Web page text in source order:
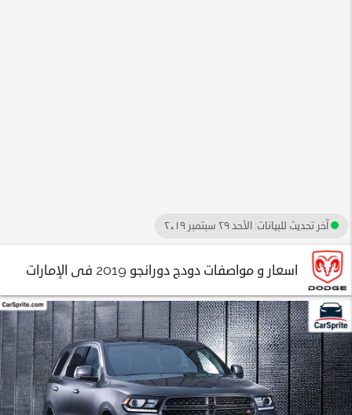
آخر تحديث للبيانات: الأحد ٢٩ سبتمبر ٢٠١٩
اسعار و مواصفات دودج دورانجو 2019 فى الإمارات